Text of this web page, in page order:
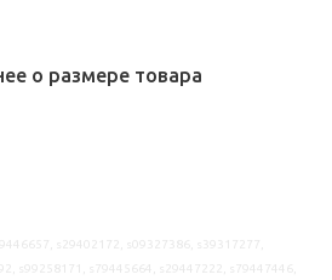
о размере товара